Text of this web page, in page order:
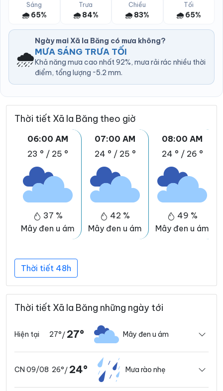
Sáng
🌧️ 65%
Trưa
🌧️ 84%
Chiều
🌧️ 83%
Tối
🌧️ 65%
🌧️
Ngày mai Xã Ia Băng có mưa không?
MƯA SÁNG TRƯA TỐI
Khả năng mưa cao nhất 92%, mưa rải rác nhiều thời
điểm, tổng lượng ~5.2 mm.
Thời tiết Xã Ia Băng theo giờ
06:00 AM
23 ° / 25 °
37 %
Mây đen u ám
07:00 AM
24 ° / 25 °
42 %
Mây đen u ám
08:00 AM
24 ° / 26 °
49 %
Mây đen u ám
Thời tiết 48h
Thời tiết Xã Ia Băng những ngày tới
Hiện tại 27°/ 27° Mây đen u ám
CN 09/08 26°/ 24° Mưa rào nhẹ